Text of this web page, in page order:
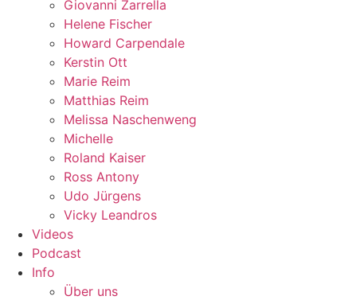
Giovanni Zarrella
Helene Fischer
Howard Carpendale
Kerstin Ott
Marie Reim
Matthias Reim
Melissa Naschenweng
Michelle
Roland Kaiser
Ross Antony
Udo Jürgens
Vicky Leandros
Videos
Podcast
Info
Über uns